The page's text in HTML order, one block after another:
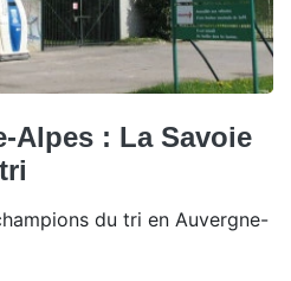
Alpes : La Savoie
du tri en Auvergne-